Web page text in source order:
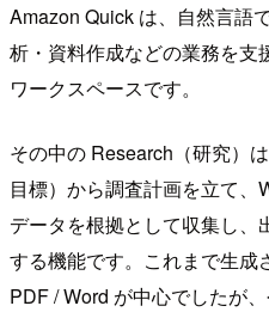
Amazon Quick は、自然言語
析・資料作成などの業務を支
ワークスペースです。
その中の Research（研究）
目標）から調査計画を立て、
データを根拠として収集し
する機能です。これまで生成
PDF / Word が中心でしたが